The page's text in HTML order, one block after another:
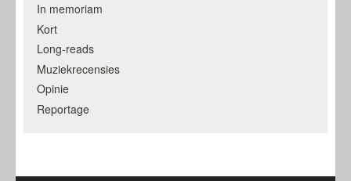
In memoriam
Kort
Long-reads
Muziekrecensies
Opinie
Reportage